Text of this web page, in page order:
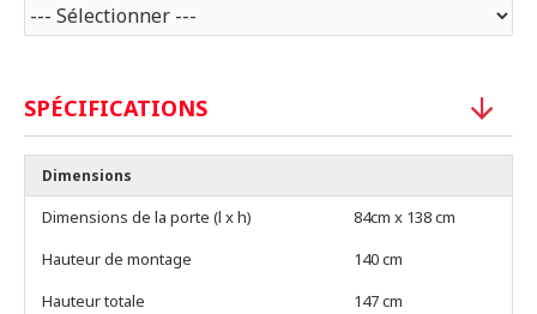
SPÉCIFICATIONS
Dimensions
Dimensions de la porte (l x h)
84cm x 138 cm
Hauteur de montage
140 cm
Hauteur totale
147 cm